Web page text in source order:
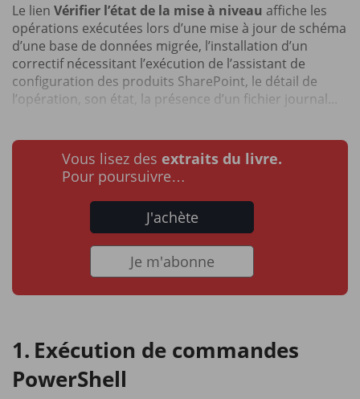
Le lien Vérifier l’état de la mise à niveau affiche les
opérations exécutées lors d’une mise à jour de schéma
d’une base de données migrée, l’installation d’un
correctif nécessitant l’exécution de l’assistant de
configuration des produits SharePoint, le détail de
l’opération, son état, la présence d’un fichier journal...
Vous lisez des extraits du livre.
Pour poursuivre…
J'achète
Je m'abonne
Exécution de commandes
PowerShell